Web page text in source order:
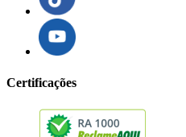
Certificações